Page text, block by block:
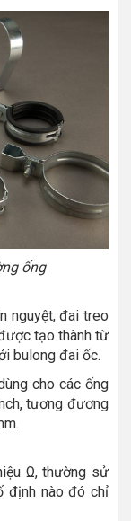
ống
nguyệt, đai treo
tạo thành từ
bulong đai ốc.
cho các ống
tương đương
Ω, thường sử
định nào đó chỉ